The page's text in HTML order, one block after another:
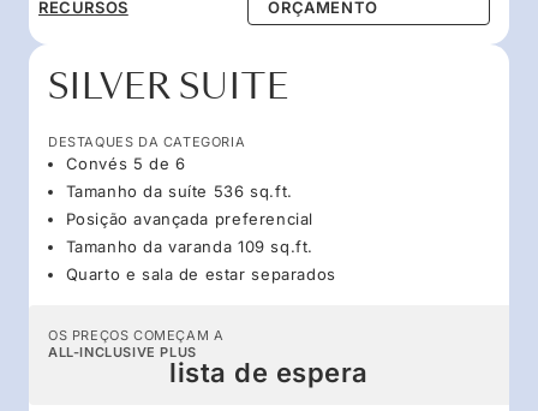
RECURSOS ORÇAMENTO
SILVER SUITE
DESTAQUES DA CATEGORIA
Convés 5 de 6
Tamanho da suíte 536 sq.ft.
Posição avançada preferencial
Tamanho da varanda 109 sq.ft.
Quarto e sala de estar separados
OS PREÇOS COMEÇAM A
ALL-INCLUSIVE PLUS
lista de espera